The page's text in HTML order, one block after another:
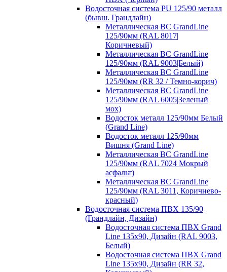
Водосточная система PU 125/90 металл
(бывш. Грандлайн)
Металлическая ВС GrandLine
125/90мм (RAL 8017|
Коричневый)
Металлическая ВС GrandLine
125/90мм (RAL 9003|Белый)
Металлическая ВС GrandLine
125/90мм (RR 32 / Темно-корич)
Металлическая ВС GrandLine
125/90мм (RAL 6005|Зеленый
мох)
Водосток металл 125/90мм Белый
(Grand Line)
Водосток металл 125/90мм
Вишня (Grand Line)
Металлическая ВС GrandLine
125/90мм (RAL 7024 Мокрый
асфальт)
Металлическая ВС GrandLine
125/90мм (RAL 3011, Коричнево-
красный)
Водосточная система ПВХ 135/90
(Грандлайн, Дизайн)
Водосточная система ПВХ Grand
Line 135х90, Дизайн (RAL 9003,
Белый)
Водосточная система ПВХ Grand
Line 135х90, Дизайн (RR 32,